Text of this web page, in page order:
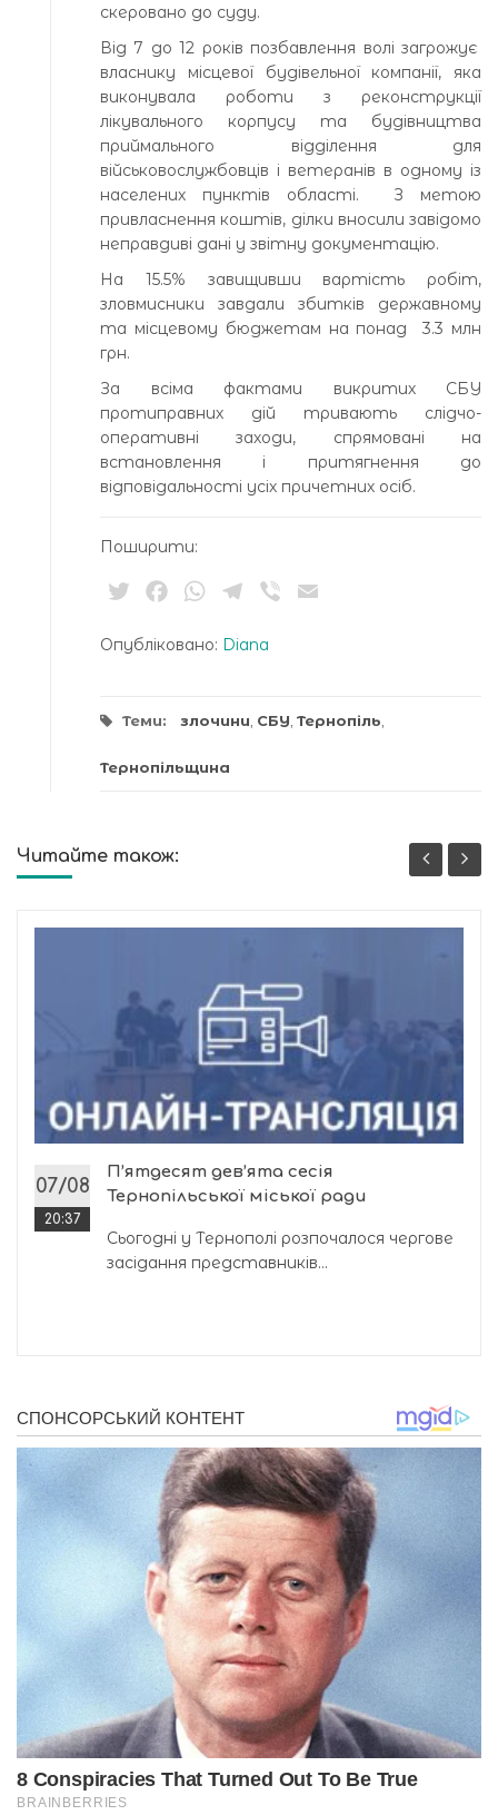
скеровано до суду.
Від 7 до 12 років позбавлення волі загрожує
власнику місцевої будівельної компанії, яка
виконувала роботи з реконструкції
лікувального корпусу та будівництва
приймального відділення для
військовослужбовців і ветеранів в одному із
населених пунктів області. З метою
привласнення коштів, ділки вносили завідомо
неправдиві дані у звітну документацію.
На 15.5% завищивши вартість робіт,
зловмисники завдали збитків державному
та місцевому бюджетам на понад 3.3 млн
грн.
За всіма фактами викритих СБУ
протиправних дій тривають слідчо-
оперативні заходи, спрямовані на
встановлення і притягнення до
відповідальності усіх причетних осіб.
Поширити:
TwitterFacebookWhatsApp
Telegram
Viber
Опубліковано: Diana
Теми: злочини СБУ Тернопіль
Тернопільщина
Читайте також:
07/08
20:37
П’ятдесят дев’ята сесія
Тернопільської міської ради
Сьогодні у Тернополі розпочалося чергове
засідання представників...